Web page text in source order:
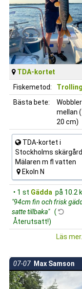
TDA-kortet
Fiskemetod:
Trolling
Bästa bete:
Wobbler
mellan
20 cm)
TDA-kortet i
Stockholms
Mälaren m fl vatten
Ekoln N
• 1 st Gädda på 10.2
"94cm fin och frisk
satte tillbaka" (
Återutsatt!)
Läs
07-07 Max Samson